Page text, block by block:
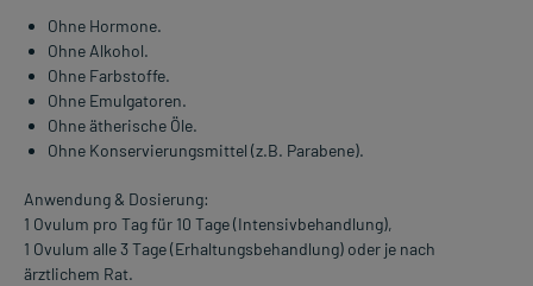
Ohne Hormone.
Ohne Alkohol.
Ohne Farbstoffe.
Ohne Emulgatoren.
Ohne ätherische Öle.
Ohne Konservierungsmittel (z.B. Parabene).
Anwendung & Dosierung:
1 Ovulum pro Tag für 10 Tage (Intensivbehandlung),
1 Ovulum alle 3 Tage (Erhaltungsbehandlung) oder je nach
ärztlichem Rat.